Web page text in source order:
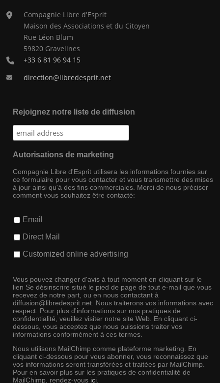
Compagnie Libre d'Esprit
Maison des Associations et du Citoyen
Rue Léon Blum
59820 Gravelines
+33 6 81 96 94 15
direction@libredesprit.net
Rejoignez notre liste de diffusion
Autorisations de marketing
Compagnie Libre d'Esprit utilisera les informations fournies sur
ce formulaire pour vous contacter et vous transmettre des mises
à jour ainsi qu'à des fins commerciales. Merci de nous préciser
comment vous souhaitez être contacté:
Email
Direct Mail
Customized online advertising
Vous pouvez changer d'avis à tout moment en cliquant sur le
lien Se désinscrire situé le pied de page de tout e-mail que vous
recevez de notre part, ou en nous contactant à
diffusion@libredesprit.net. Nous traiterons vos informations avec
respect. Pour plus d'informations sur nos pratiques de
confidentialité, veuillez visiter notre site Web. En cliquant ci-
dessous, vous acceptez que nous puissions traiter vos
informations conformément à ces termes.
Nous utilisons MailChimp comme plateforme marketing. En
cliquant ci-dessous pour vous abonner, vous reconnaissez que
vos informations seront transférées et traitées par MailChimp.
Pour en savoir plus sur les pratiques de confidentialité de
MailChimp, rendez-vous ici.